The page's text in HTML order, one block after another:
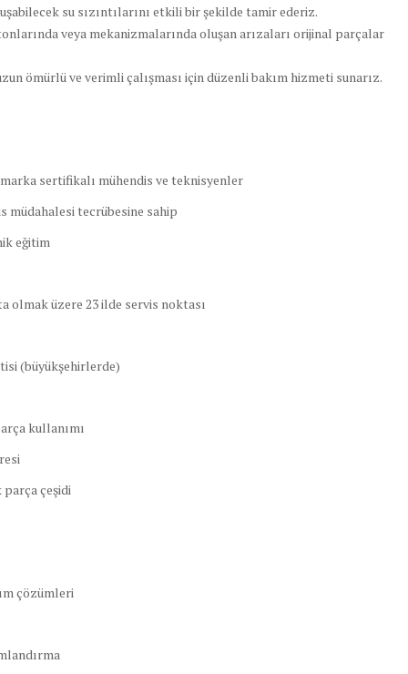
su sızıntılarını etkili bir şekilde tamir ederiz.
veya mekanizmalarında oluşan arızaları orijinal parçalar
ömürlü ve verimli çalışması için düzenli bakım hizmeti sunarız.
sertifikalı mühendis ve teknisyenler
müdahalesi tecrübesine sahip
eğitim
olmak üzere 23 ilde servis noktası
(büyükşehirlerde)
kullanımı
çeşidi
çözümleri